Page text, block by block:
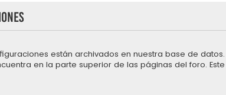
están archivados en nuestra base de
en la parte superior de las páginas del foro.